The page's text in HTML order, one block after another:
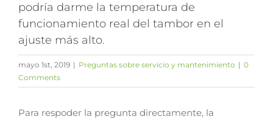
podría darme la temperatura de
funcionamiento real del tambor en el
ajuste más alto.
mayo 1st, 2019 | Preguntas sobre servicio y mantenimiento | 0
Comments
Para respoder la pregunta directamente, la